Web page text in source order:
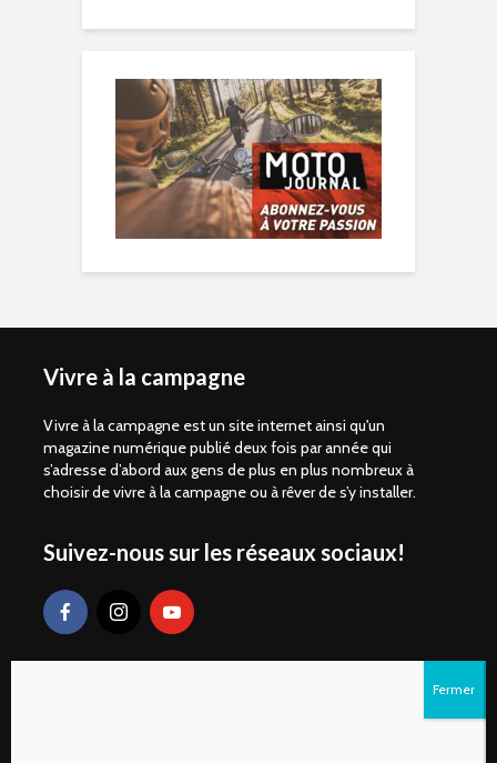
Vivre à la campagne
Vivre à la campagne est un site internet ainsi qu'un
magazine numérique publié deux fois par année qui
s’adresse d’abord aux gens de plus en plus nombreux à
choisir de vivre à la campagne ou à rêver de s’y installer.
Suivez-nous sur les réseaux sociaux!